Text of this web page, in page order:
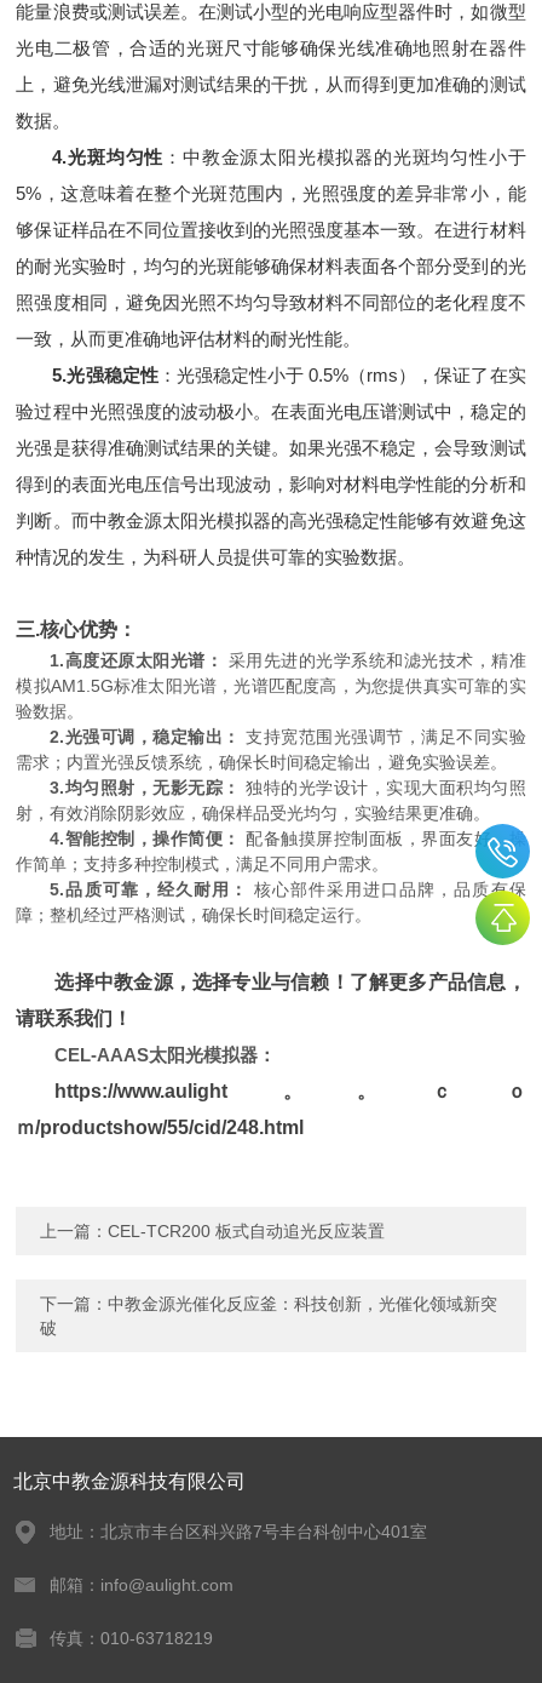
能量浪费或测试误差。在测试小型的光电响应型器件时，如微型
光电二极管，合适的光斑尺寸能够确保光线准确地照射在器件
上，避免光线泄漏对测试结果的干扰，从而得到更加准确的测试
数据。
4.光斑均匀性 ：中教金源太阳光模拟器的光斑均匀性小于
5%，这意味着在整个光斑范围内，光照强度的差异非常小，能
够保证样品在不同位置接收到的光照强度基本一致。在进行材料
的耐光实验时，均匀的光斑能够确保材料表面各个部分受到的光
照强度相同，避免因光照不均匀导致材料不同部位的老化程度不
一致，从而更准确地评估材料的耐光性能。
5.光强稳定性：光强稳定性小于 0.5%（rms），保证了在实
验过程中光照强度的波动极小。在表面光电压谱测试中，稳定的
光强是获得准确测试结果的关键。如果光强不稳定，会导致测试
得到的表面光电压信号出现波动，影响对材料电学性能的分析和
判断。而中教金源太阳光模拟器的高光强稳定性能够有效避免这
种情况的发生，为科研人员提供可靠的实验数据。
三.核心优势：
1.高度还原太阳光谱：
采用先进的光学系统和滤光技术，精准
模拟AM1.5G标准太阳光谱，光谱匹配度高，为您提供真实可靠的实
验数据。
2.光强可调，稳定输出：
支持宽范围光强调节，满足不同实验
需求；内置光强反馈系统，确保长时间稳定输出，避免实验误差。
3.均匀照射，无影无踪：
独特的光学设计，实现大面积均匀照
射，有效消除阴影效应，确保样品受光均匀，实验结果更准确。
4.智能控制，操作简便：
配备触摸屏控制面板，界面友好，操
作简单；支持多种控制模式，满足不同用户需求。
5.品质可靠，经久耐用：
核心部件采用进口品牌，品质有保
障；整机经过严格测试，确保长时间稳定运行。
选择中教金源，选择专业与信赖！ 了解更多产品信息，
请联系我们！
CEL-AAAS太阳光模拟器：
https://www.aulight。。ｃｏ
ｍ/productshow/55/cid/248.html
上一篇：CEL-TCR200 板式自动追光反应装置
下一篇：中教金源光催化反应釜：科技创新，光催化领域新突
破
北京中教金源科技有限公司
地址：北京市丰台区科兴路7号丰台科创中心401室
邮箱：info@aulight.com
传真：010-63718219